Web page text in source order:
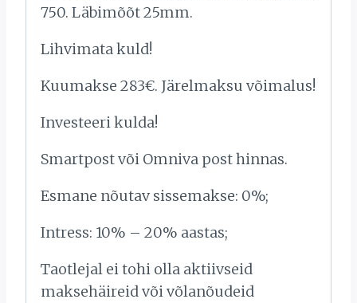
750. Läbimõõt 25mm.
Lihvimata kuld!
Kuumakse 283€. Järelmaksu võimalus!
Investeeri kulda!
Smartpost või Omniva post hinnas.
Esmane nõutav sissemakse: 0%;
Intress: 10% – 20% aastas;
Taotlejal ei tohi olla aktiivseid
maksehäireid või võlanõudeid